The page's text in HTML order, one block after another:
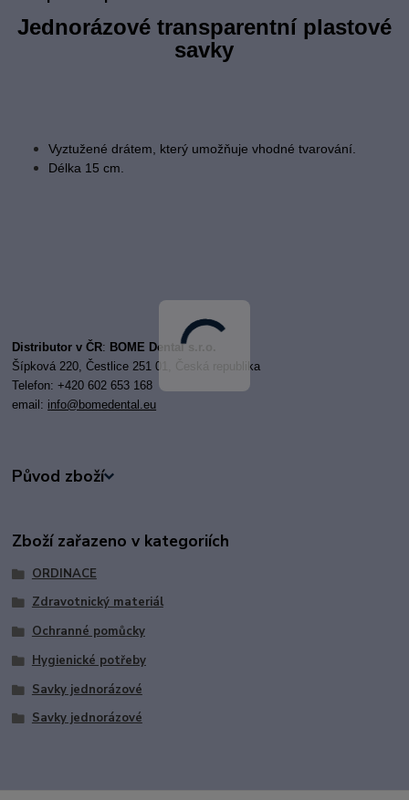
Jednorázové transparentní plastové
savky
Vyztužené drátem, který umožňuje vhodné tvarování.
Délka 15 cm.
Distributor v ČR: BOME Dental s.r.o.
Šípková 220, Čestlice 251 01, Česká republika
Telefon: +420 602 653 168
email: info@bomedental.eu
Původ zboží
Zboží zařazeno v kategoriích
ORDINACE
Zdravotnický materiál
Ochranné pomůcky
Hygienické potřeby
Savky jednorázové
Savky jednorázové